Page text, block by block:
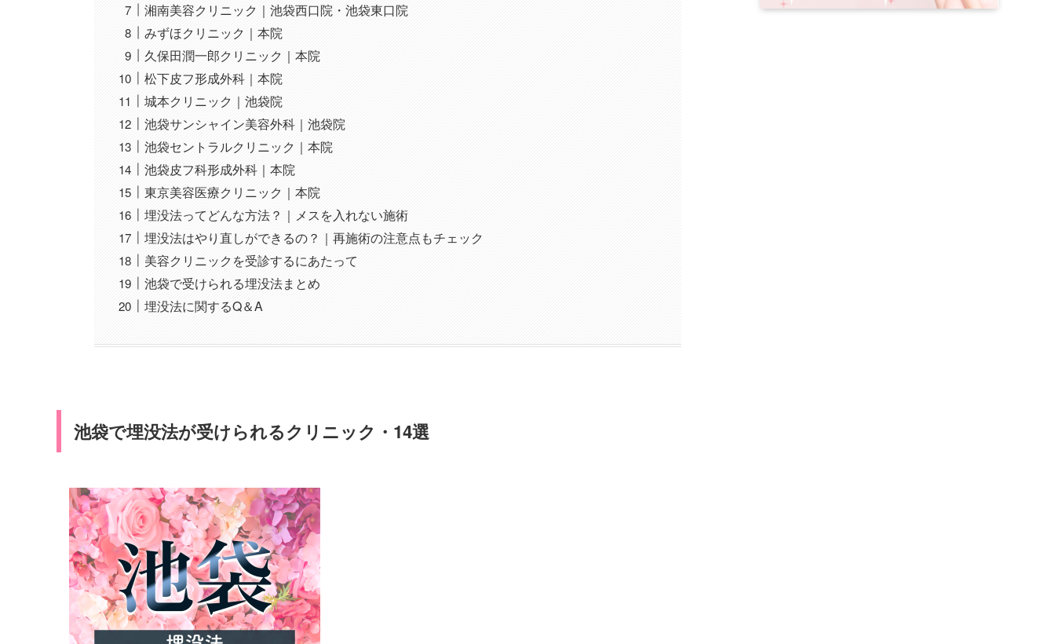
湘南美容クリニック｜池袋西口院・池袋東口院
みずほクリニック｜本院
久保田潤一郎クリニック｜本院
松下皮フ形成外科｜本院
城本クリニック｜池袋院
池袋サンシャイン美容外科｜池袋院
池袋セントラルクリニック｜本院
池袋皮フ科形成外科｜本院
東京美容医療クリニック｜本院
埋没法ってどんな方法？｜メスを入れない施術
埋没法はやり直しができるの？｜再施術の注意点もチェック
美容クリニックを受診するにあたって
池袋で受けられる埋没法まとめ
埋没法に関するQ＆A
池袋で埋没法が受けられるクリニック・14選